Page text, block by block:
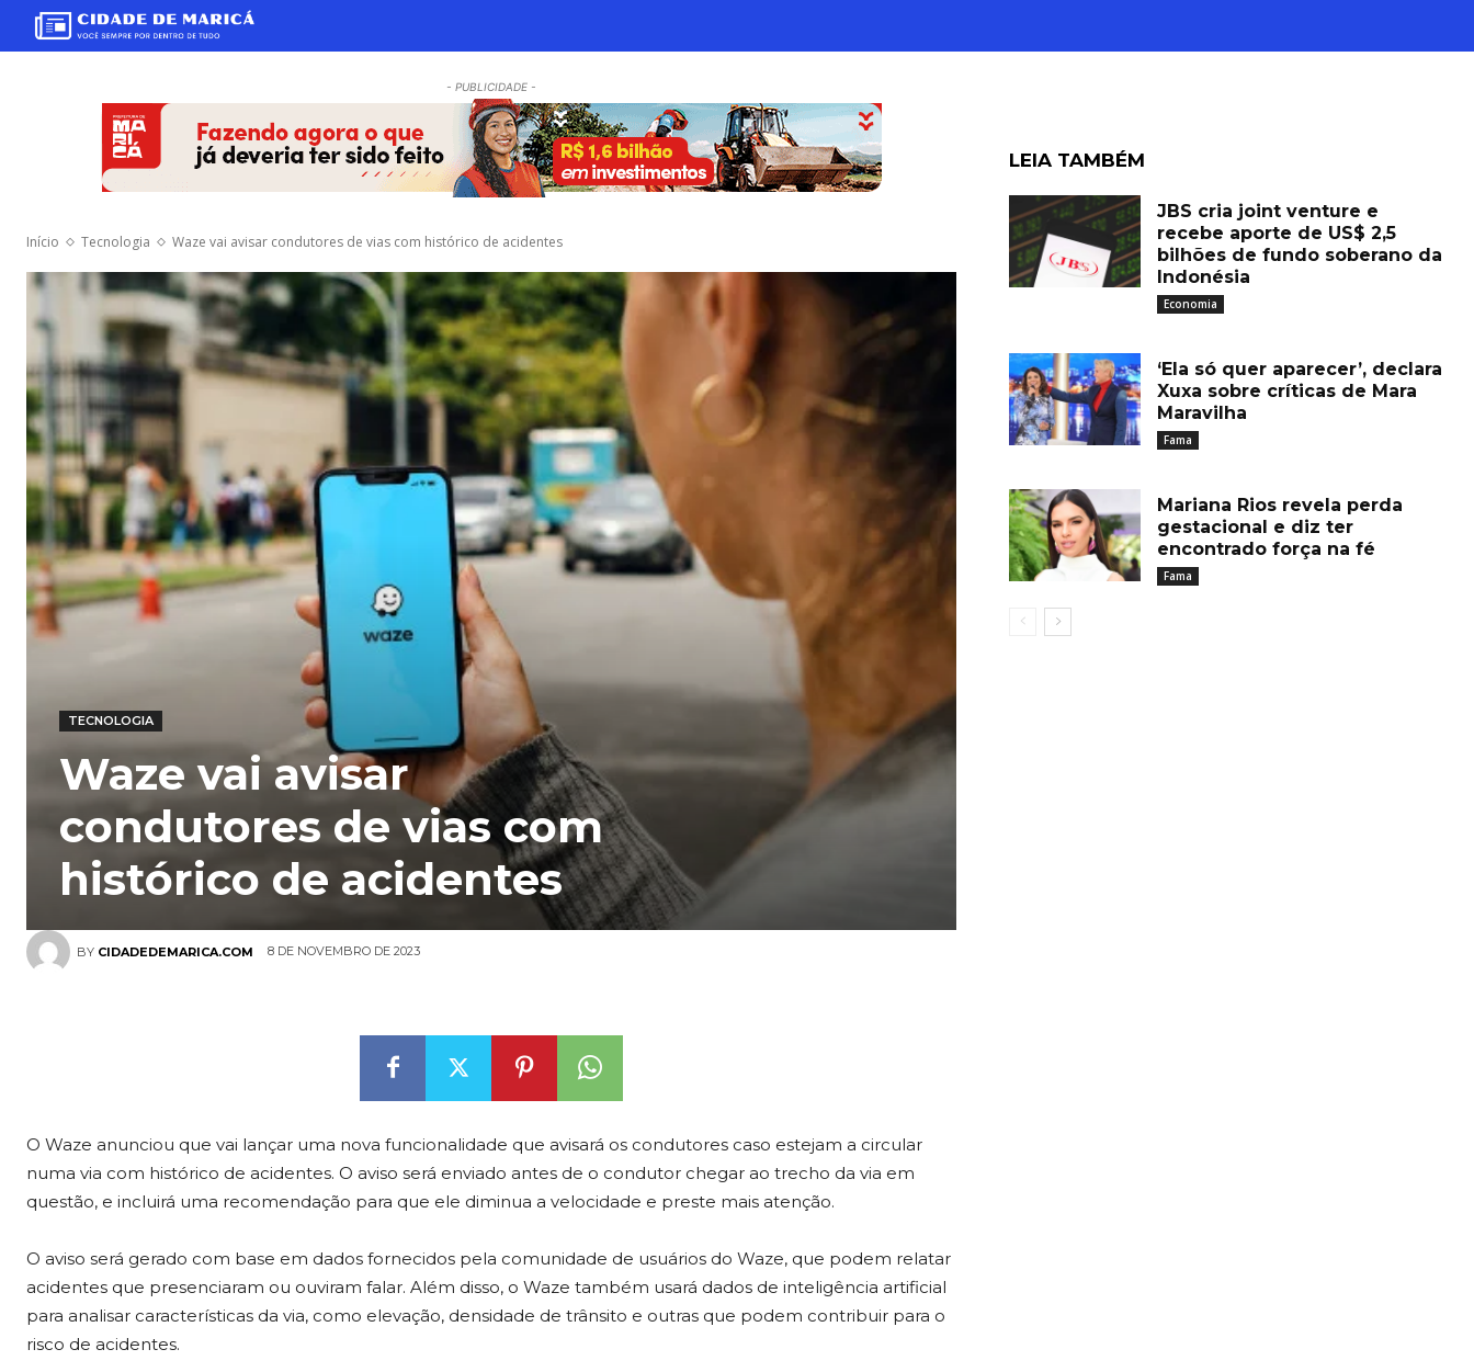
- PUBLICIDADE -
Início Tecnologia Waze vai avisar condutores de vias com histórico de acidentes
BY CIDADEDEMARICA.COM 8 DE NOVEMBRO DE 2023
TECNOLOGIA
Waze vai avisar
condutores de vias com
histórico de acidentes
LEIA TAMBÉM
JBS cria joint venture e
recebe aporte de US$ 2,5
bilhões de fundo soberano da
Indonésia
Economia
‘Ela só quer aparecer’, declara
Xuxa sobre críticas de Mara
Maravilha
Fama
Mariana Rios revela perda
gestacional e diz ter
encontrado força na fé
Fama
O Waze anunciou que vai lançar uma nova funcionalidade que avisará os condutores caso estejam a circular
numa via com histórico de acidentes. O aviso será enviado antes de o condutor chegar ao trecho da via em
questão, e incluirá uma recomendação para que ele diminua a velocidade e preste mais atenção.
O aviso será gerado com base em dados fornecidos pela comunidade de usuários do Waze, que podem relatar
acidentes que presenciaram ou ouviram falar. Além disso, o Waze também usará dados de inteligência artificial
para analisar características da via, como elevação, densidade de trânsito e outras que podem contribuir para o
risco de acidentes.